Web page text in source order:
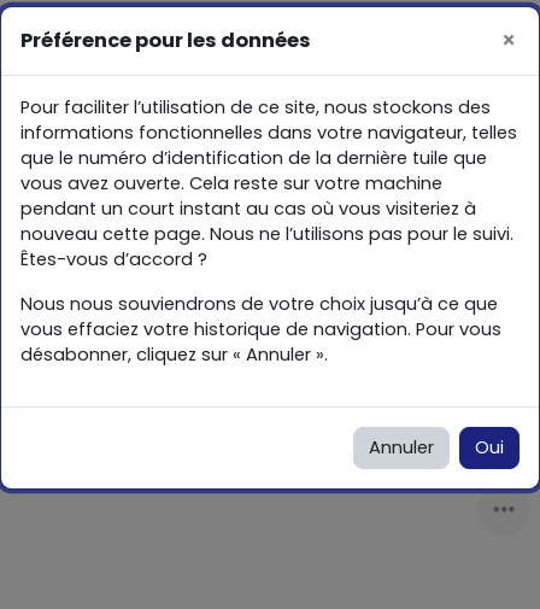
Passer au contenu principal
Panneau latéral
Activer/désactiver la saisie de recherche
anonymement
Connexion
Cas d'usages
Préférence pour les données ×
Pour faciliter l’utilisation de ce site, nous stockons des
informations fonctionnelles dans votre navigateur, telles
que le numéro d’identification de la dernière tuile que
vous avez ouverte. Cela reste sur votre machine
pendant un court instant au cas où vous visiteriez à
nouveau cette page. Nous ne l’utilisons pas pour le suivi.
Êtes-vous d’accord ?
Nous nous souviendrons de votre choix jusqu’à ce que
vous effaciez votre historique de navigation. Pour vous
désabonner, cliquez sur « Annuler ».
Annuler Oui